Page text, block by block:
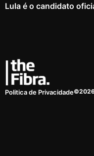
Lula é o candidato
Politica de Privacidade